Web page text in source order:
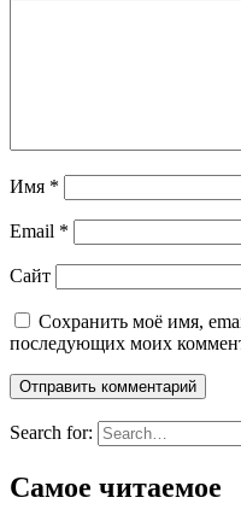
Имя *
Email *
Сайт
Сохранить моё имя,
последующих моих
Search for:
Самое читаемое